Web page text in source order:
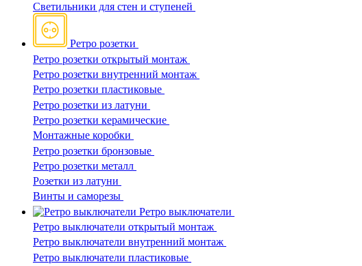
Светильники для стен и ступеней
Ретро розетки
Ретро розетки открытый монтаж
Ретро розетки внутренний монтаж
Ретро розетки пластиковые
Ретро розетки из латуни
Ретро розетки керамические
Монтажные коробки
Ретро розетки бронзовые
Ретро розетки металл
Розетки из латуни
Винты и саморезы
Ретро выключатели
Ретро выключатели открытый монтаж
Ретро выключатели внутренний монтаж
Ретро выключатели пластиковые